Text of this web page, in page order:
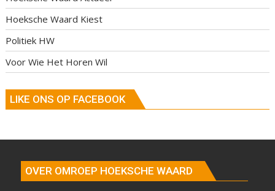
Hoeksche Waard Kiest
Politiek HW
Voor Wie Het Horen Wil
LIKE ONS OP FACEBOOK
OVER OMROEP HOEKSCHE WAARD